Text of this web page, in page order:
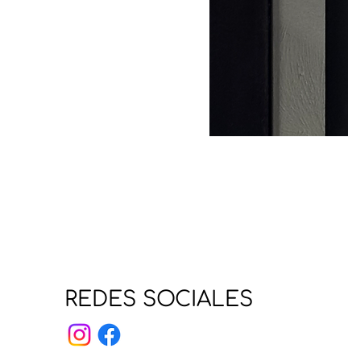
REDES SOCIALES